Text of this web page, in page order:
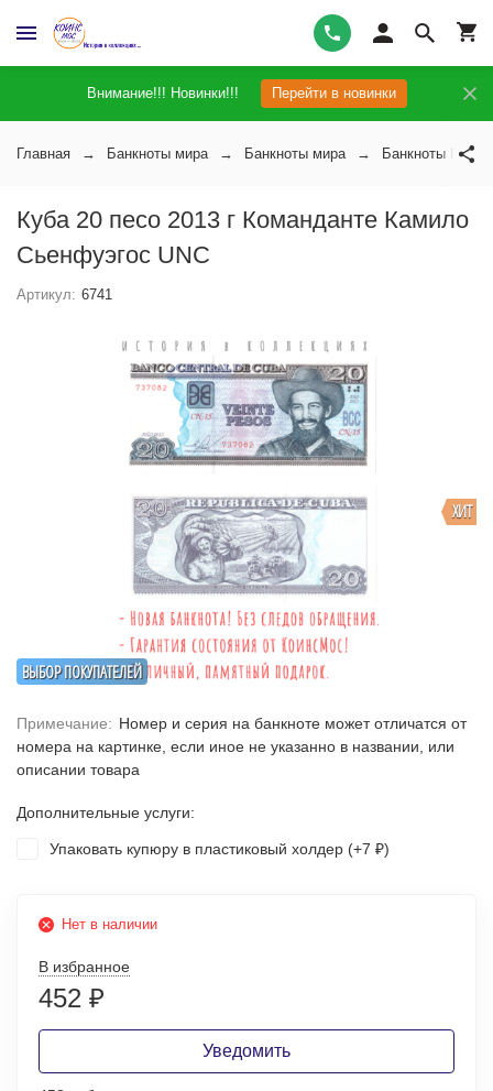
Внимание!!! Новинки!!! Перейти в новинки
Главная Банкноты мира Банкноты мира Банкноты Кубы
Куба 20 песо 2013 г Команданте Камило
Сьенфуэгос UNC
Артикул: 6741
ВЫБОР ПОКУПАТЕЛЕЙ
ХИТ
Примечание: Номер и серия на банкноте может отличатся от
номера на картинке, если иное не указанно в названии, или
описании товара
Дополнительные услуги:
Упаковать купюру в пластиковый холдер (+7 ₽)
Нет в наличии
В избранное
452 ₽
Уведомить